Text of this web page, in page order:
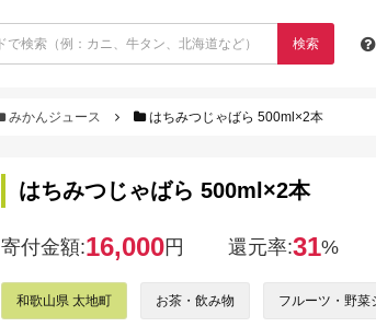
検索
みかんジュース はちみつじゃばら 500ml×2本
はちみつじゃばら 500ml×2本
寄付金額:16,000円 還元率:31%
和歌山県 太地町 お茶・飲み物 フルーツ・野菜